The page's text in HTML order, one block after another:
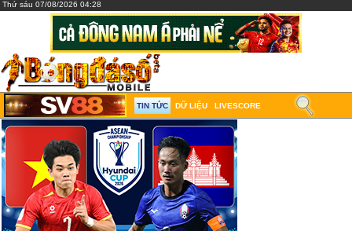
Thứ sáu 07/08/2026 04:28
TIN TỨC DỮ LIỆU LIVESCORE